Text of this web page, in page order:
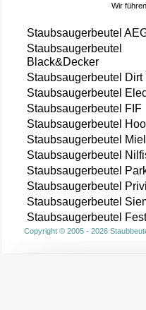
Wir
Staubsaugerbeutel
Staubsaugerbeutel
Black&Decker
Staubsaugerbeutel Dirt
Staubsaugerbeutel
Staubsaugerbeutel FIF
Staubsaugerbeutel
Staubsaugerbeutel
Staubsaugerbeutel
Staubsaugerbeutel
Staubsaugerbeutel
Staubsaugerbeutel
Staubsaugerbeutel
Copyright © 2005 - 2026